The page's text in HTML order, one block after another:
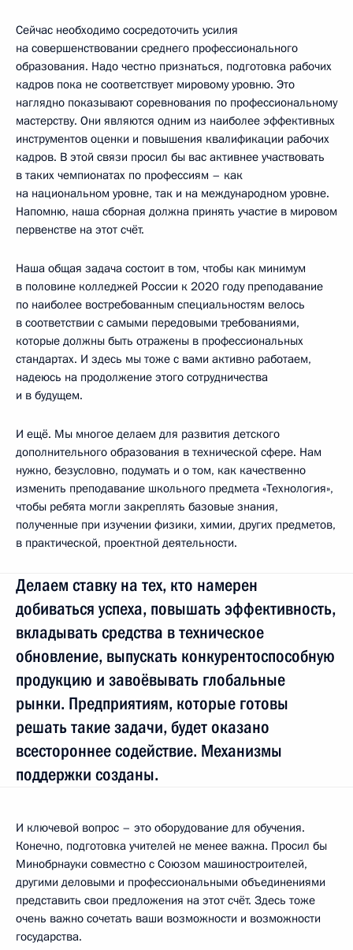
Сейчас необходимо сосредоточить усилия
на совершенствовании среднего профессионального
образования. Надо честно признаться, подготовка рабочих
кадров пока не соответствует мировому уровню. Это
наглядно показывают соревнования по профессиональному
мастерству. Они являются одним из наиболее эффективных
инструментов оценки и повышения квалификации рабочих
кадров. В этой связи просил бы вас активнее участвовать
в таких чемпионатах по профессиям – как
на национальном уровне, так и на международном уровне.
Напомню, наша сборная должна принять участие в мировом
первенстве на этот счёт.
Наша общая задача состоит в том, чтобы как минимум
в половине колледжей России к 2020 году преподавание
по наиболее востребованным специальностям велось
в соответствии с самыми передовыми требованиями,
которые должны быть отражены в профессиональных
стандартах. И здесь мы тоже с вами активно работаем,
надеюсь на продолжение этого сотрудничества
и в будущем.
И ещё. Мы многое делаем для развития детского
дополнительного образования в технической сфере. Нам
нужно, безусловно, подумать и о том, как качественно
изменить преподавание школьного предмета «Технология»,
чтобы ребята могли закреплять базовые знания,
полученные при изучении физики, химии, других предметов,
в практической, проектной деятельности.
Делаем ставку на тех, кто намерен
добиваться успеха, повышать эффективность,
вкладывать средства в техническое
обновление, выпускать конкурентоспособную
продукцию и завоёвывать глобальные
рынки. Предприятиям, которые готовы
решать такие задачи, будет оказано
всестороннее содействие. Механизмы
поддержки созданы.
И ключевой вопрос – это оборудование для обучения.
Конечно, подготовка учителей не менее важна. Просил бы
Минобрнауки совместно с Союзом машиностроителей,
другими деловыми и профессиональными объединениями
представить свои предложения на этот счёт. Здесь тоже
очень важно сочетать ваши возможности и возможности
государства.